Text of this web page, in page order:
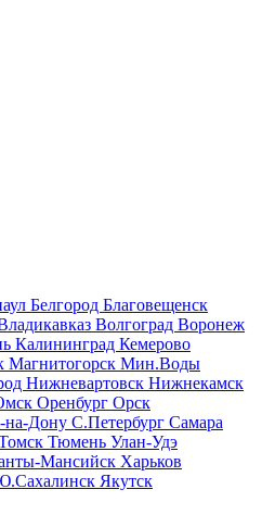
Белгород Благовещенск
Волгоград Воронеж
Калининград Кемерово
Магнитогорск Мин.Воды
Нижневартовск Нижнекамск
Оренбург Орск
на-Дону С.Петербург Самара
Тюмень Улан-Удэ
Мансийск Харьков
Якутск